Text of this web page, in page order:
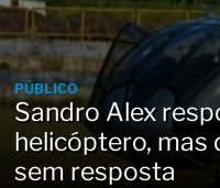
PÚBLICO
Sandro Alex
helicóptero, mas
sem resposta